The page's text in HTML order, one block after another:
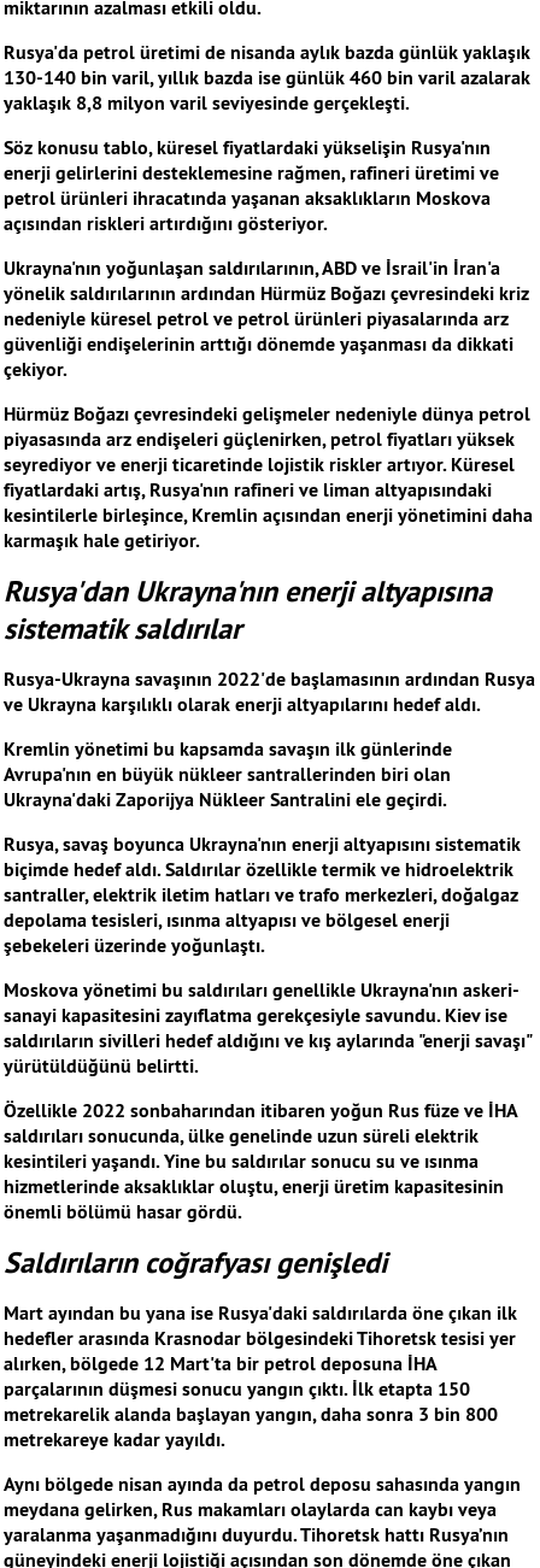
miktarının azalması etkili oldu.
Rusya'da petrol üretimi de nisanda aylık bazda günlük yaklaşık
130-140 bin varil, yıllık bazda ise günlük 460 bin varil azalarak
yaklaşık 8,8 milyon varil seviyesinde gerçekleşti.
Söz konusu tablo, küresel fiyatlardaki yükselişin Rusya'nın
enerji gelirlerini desteklemesine rağmen, rafineri üretimi ve
petrol ürünleri ihracatında yaşanan aksaklıkların Moskova
açısından riskleri artırdığını gösteriyor.
Ukrayna'nın yoğunlaşan saldırılarının, ABD ve İsrail'in İran'a
yönelik saldırılarının ardından Hürmüz Boğazı çevresindeki kriz
nedeniyle küresel petrol ve petrol ürünleri piyasalarında arz
güvenliği endişelerinin arttığı dönemde yaşanması da dikkati
çekiyor.
Hürmüz Boğazı çevresindeki gelişmeler nedeniyle dünya petrol
piyasasında arz endişeleri güçlenirken, petrol fiyatları yüksek
seyrediyor ve enerji ticaretinde lojistik riskler artıyor. Küresel
fiyatlardaki artış, Rusya'nın rafineri ve liman altyapısındaki
kesintilerle birleşince, Kremlin açısından enerji yönetimini daha
karmaşık hale getiriyor.
Rusya'dan Ukrayna'nın enerji altyapısına
sistematik saldırılar
Rusya-Ukrayna savaşının 2022'de başlamasının ardından Rusya
ve Ukrayna karşılıklı olarak enerji altyapılarını hedef aldı.
Kremlin yönetimi bu kapsamda savaşın ilk günlerinde
Avrupa'nın en büyük nükleer santrallerinden biri olan
Ukrayna'daki Zaporijya Nükleer Santralini ele geçirdi.
Rusya, savaş boyunca Ukrayna'nın enerji altyapısını sistematik
biçimde hedef aldı. Saldırılar özellikle termik ve hidroelektrik
santraller, elektrik iletim hatları ve trafo merkezleri, doğalgaz
depolama tesisleri, ısınma altyapısı ve bölgesel enerji
şebekeleri üzerinde yoğunlaştı.
Moskova yönetimi bu saldırıları genellikle Ukrayna'nın askeri-
sanayi kapasitesini zayıflatma gerekçesiyle savundu. Kiev ise
saldırıların sivilleri hedef aldığını ve kış aylarında "enerji savaşı"
yürütüldüğünü belirtti.
Özellikle 2022 sonbaharından itibaren yoğun Rus füze ve İHA
saldırıları sonucunda, ülke genelinde uzun süreli elektrik
kesintileri yaşandı. Yine bu saldırılar sonucu su ve ısınma
hizmetlerinde aksaklıklar oluştu, enerji üretim kapasitesinin
önemli bölümü hasar gördü.
Saldırıların coğrafyası genişledi
Mart ayından bu yana ise Rusya'daki saldırılarda öne çıkan ilk
hedefler arasında Krasnodar bölgesindeki Tihoretsk tesisi yer
alırken, bölgede 12 Mart'ta bir petrol deposuna İHA
parçalarının düşmesi sonucu yangın çıktı. İlk etapta 150
metrekarelik alanda başlayan yangın, daha sonra 3 bin 800
metrekareye kadar yayıldı.
Aynı bölgede nisan ayında da petrol deposu sahasında yangın
meydana gelirken, Rus makamları olaylarda can kaybı veya
yaralanma yaşanmadığını duyurdu. Tihoretsk hattı Rusya’nın
güneyindeki enerji lojistiği açısından son dönemde öne çıkan